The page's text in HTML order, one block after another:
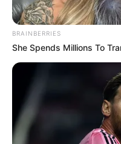
BRAINBERRIES
She Spends Millions To